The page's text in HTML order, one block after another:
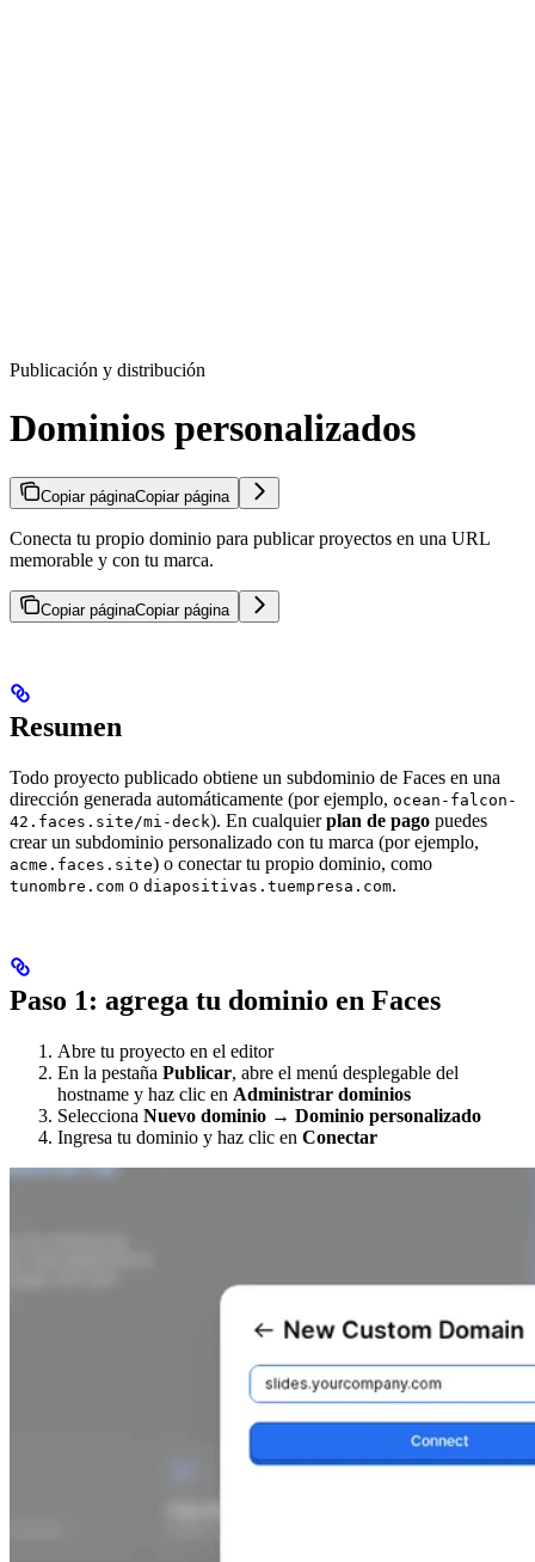
Publicación y distribución
Dominios personalizados
Copiar páginaCopiar página
Conecta tu propio dominio para publicar proyectos en una URL
memorable y con tu marca.
Copiar páginaCopiar página
Resumen
Todo proyecto publicado obtiene un subdominio de Faces en una
dirección generada automáticamente (por ejemplo, ocean-falcon-
42.faces.site/mi-deck). En cualquierplan de pago puedes
crear un subdominio personalizado con tu marca (por ejemplo,
acme.faces.site) o conectar tu propio dominio, como
tunombre.com o diapositivas.tuempresa.com.
Paso 1: agrega tu dominio en Faces
Abre tu proyecto en el editor
En la pestaña Publicar, abre el menú desplegable del
hostname y haz clic en Administrar dominios
Selecciona Nuevo dominio → Dominio personalizado
Ingresa tu dominio y haz clic en Conectar